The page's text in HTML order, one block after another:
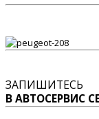
ЗАПИШИТЕСЬ
В АВТОСЕРВИС